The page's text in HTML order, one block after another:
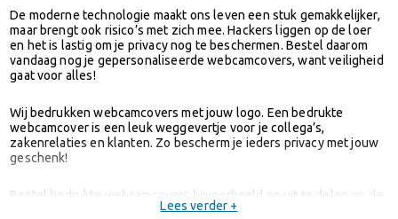
De moderne technologie maakt ons leven een stuk gemakkelijker,
maar brengt ook risico’s met zich mee. Hackers liggen op de loer
en het is lastig om je privacy nog te beschermen. Bestel daarom
vandaag nog je gepersonaliseerde webcamcovers, want veiligheid
gaat voor alles!
Wij bedrukken webcamcovers met jouw logo. Een bedrukte
webcamcover is een leuk weggevertje voor je collega’s,
zakenrelaties en klanten. Zo bescherm je ieders privacy met jouw
geschenk!
Bestel bedrukte webcamcovers bijvoorbeeld op uit te delen op de
beurs of een ander zakelijke evenement. Je potentiële klanten
Lees verder +